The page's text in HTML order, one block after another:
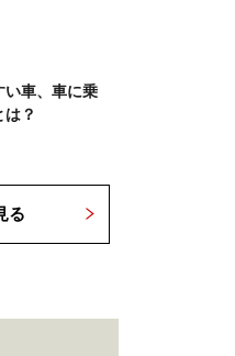
い車、車に乗
？
る